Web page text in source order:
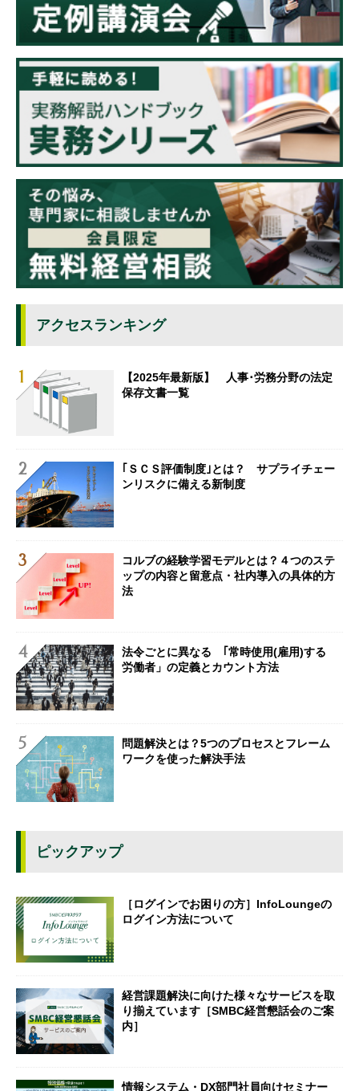
アクセスランキング
【2025年最新版】 人事･労務分野の法定
保存文書一覧
｢ＳＣＳ評価制度｣とは？ サプライチェー
ンリスクに備える新制度
コルブの経験学習モデルとは？４つのステ
ップの内容と留意点・社内導入の具体的方
法
法令ごとに異なる ｢常時使用(雇用)する
労働者」の定義とカウント方法
問題解決とは？5つのプロセスとフレーム
ワークを使った解決手法
ピックアップ
［ログインでお困りの方］InfoLoungeの
ログイン方法について
経営課題解決に向けた様々なサービスを取
り揃えています［SMBC経営懇話会のご案
内］
情報システム・DX部門社員向けセミナー